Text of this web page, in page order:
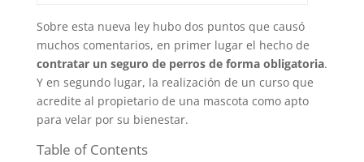
Sobre esta nueva ley hubo dos puntos que causó
muchos comentarios, en primer lugar el hecho de
contratar un seguro de perros de forma obligatoria.
Y en segundo lugar, la realización de un curso que
acredite al propietario de una mascota como apto
para velar por su bienestar.
Table of Contents